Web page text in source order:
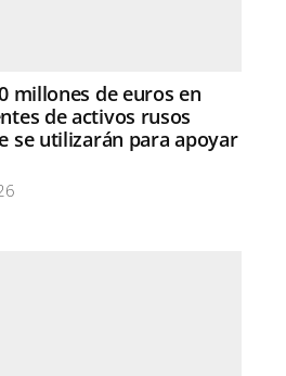
millones de euros en
de activos rusos
se utilizarán para apoyar